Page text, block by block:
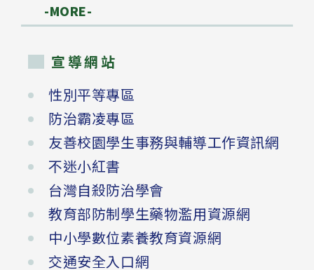
-MORE-
宣導網站
性別平等專區
防治霸凌專區
友善校園學生事務與輔導工作資訊網
不迷小紅書
台灣自殺防治學會
教育部防制學生藥物濫用資源網
中小學數位素養教育資源網
交通安全入口網